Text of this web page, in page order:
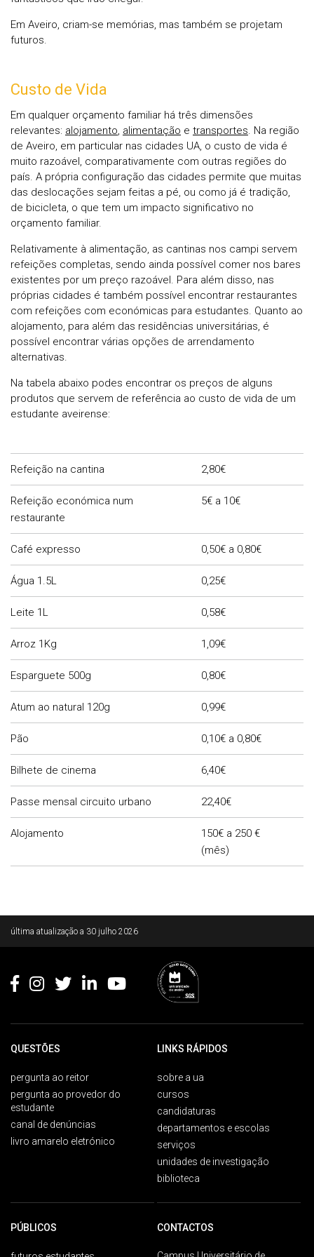
Em Aveiro, criam-se memórias, mas também se projetam
futuros.
Custo de Vida
Em qualquer orçamento familiar há três dimensões
relevantes: alojamento, alimentação e transportes. Na região
de Aveiro, em particular nas cidades UA, o custo de vida é
muito razoável, comparativamente com outras regiões do
país. A própria configuração das cidades permite que muitas
das deslocações sejam feitas a pé, ou como já é tradição,
de bicicleta, o que tem um impacto significativo no
orçamento familiar.
Relativamente à alimentação, as cantinas nos campi servem
refeições completas, sendo ainda possível comer nos bares
existentes por um preço razoável. Para além disso, nas
próprias cidades é também possível encontrar restaurantes
com refeições com económicas para estudantes. Quanto ao
alojamento, para além das residências universitárias, é
possível encontrar várias opções de arrendamento
alternativas.
Na tabela abaixo podes encontrar os preços de alguns
produtos que servem de referência ao custo de vida de um
estudante aveirense:
Refeição na cantina 2,80€
Refeição económica num
restaurante
5€ a 10€
Café expresso 0,50€ a 0,80€
Água 1.5L 0,25€
Leite 1L 0,58€
Arroz 1Kg 1,09€
Esparguete 500g 0,80€
Atum ao natural 120g 0,99€
Pão 0,10€ a 0,80€
Bilhete de cinema 6,40€
Passe mensal circuito urbano 22,40€
Alojamento
150€ a 250 €
(mês)
última atualização a 30 julho 2026
QUESTÕES
pergunta ao reitor
pergunta ao provedor do
estudante
canal de denúncias
livro amarelo eletrónico
LINKS RÁPIDOS
sobre a ua
cursos
candidaturas
departamentos e escolas
serviços
unidades de investigação
biblioteca
PÚBLICOS CONTACTOS